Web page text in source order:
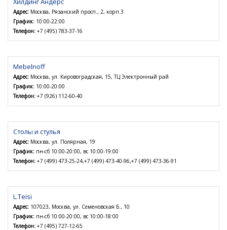
Адрес: Москва, Рязанский просп., 2, корп.3
График: 10:00-22:00
Телефон: +7 (495) 783-37-16
Mebelnoff
Адрес: Москва, ул. Кировоградская, 15, ТЦ Электронный рай
График: 10:00-20:00
Телефон: +7 (926) 112-60-40
Столы и стулья
Адрес: Москва, ул. Полярная, 19
График: пн-сб 10:00-20:00, вс 10:00-19:00
Телефон: +7 (499) 473-25-24,+7 (499) 473-40-96,+7 (499) 473-36-91
L.Teisi
Адрес: 107023, Москва, ул. Семеновская Б., 10
График: пн-сб 10:00-20:00, вс 10:00-18:00
Телефон: +7 (495) 727-12-65